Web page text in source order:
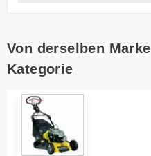
Von derselben
Kategorie